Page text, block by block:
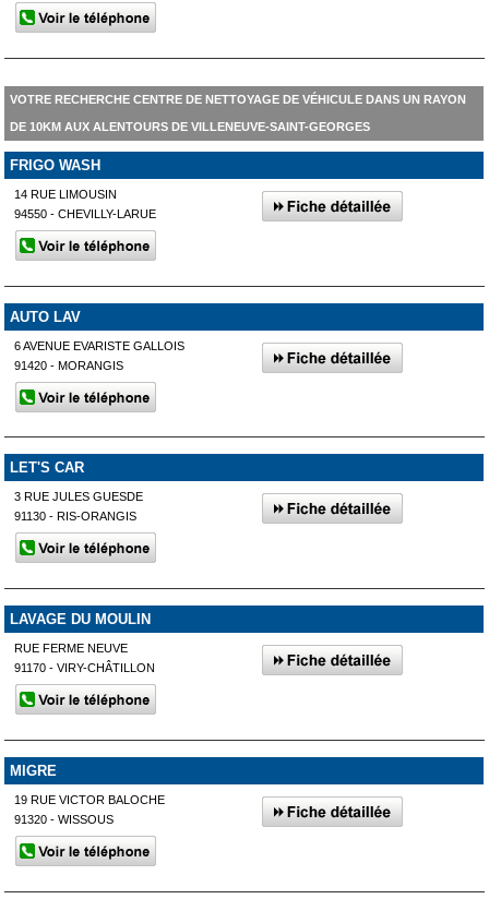
VOTRE RECHERCHE CENTRE DE NETTOYAGE DE VÉHICULE DANS UN RAYON
DE 10KM AUX ALENTOURS DE VILLENEUVE-SAINT-GEORGES
FRIGO WASH
14 RUE LIMOUSIN
94550 - CHEVILLY-LARUE
AUTO LAV
6 AVENUE EVARISTE GALLOIS
91420 - MORANGIS
LET'S CAR
3 RUE JULES GUESDE
91130 - RIS-ORANGIS
LAVAGE DU MOULIN
RUE FERME NEUVE
91170 - VIRY-CHÂTILLON
MIGRE
19 RUE VICTOR BALOCHE
91320 - WISSOUS